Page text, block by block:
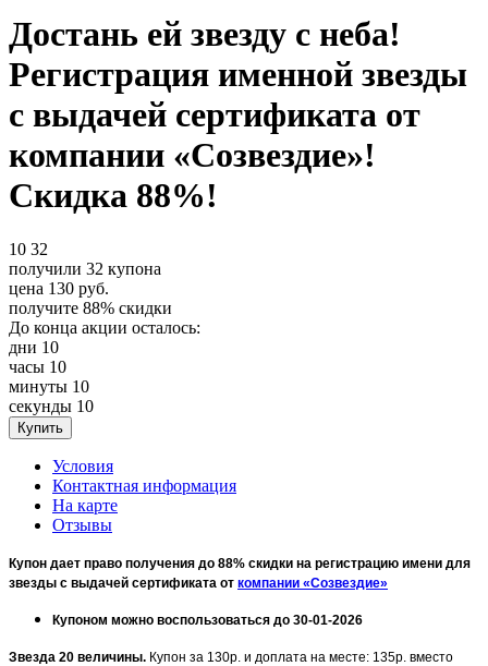
Достань ей звезду с неба!
Регистрация именной звезды
с выдачей сертификата от
компании «Созвездие»!
Скидка 88%!
10 32
получили 32 купона
цена 130 руб.
получите 88% скидки
До конца акции осталось:
дни 10
часы 10
минуты 10
секунды 10
Условия
Контактная информация
На карте
Отзывы
Купон дает право получения до 88% скидки на регистрацию имени для
звезды с выдачей сертификата от компании «Созвездие»
Купоном можно воспользоваться до 30-01-2026
Звезда 20 величины. Купон за 130р. и доплата на месте: 135р. вместо